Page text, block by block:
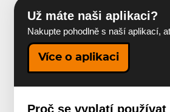
Už máte naši aplikaci?
Nakupte pohodlně s naší aplikací,
Více o aplikaci
Proč se vyplatí používat